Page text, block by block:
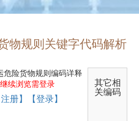
物规则关键字代码解析
危险货物规则编码详释
继续浏览需登录
注册】【登录】
其它相
关编码